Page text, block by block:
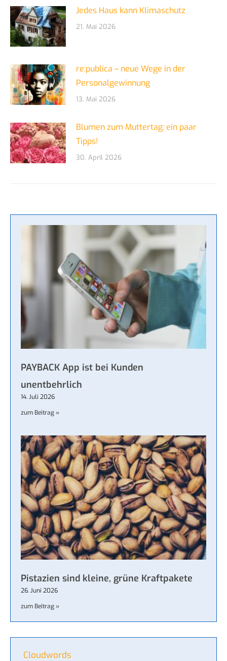
Jedes Haus kann Klimaschutz
21. Mai 2026
re:publica – neue Wege in der
Personalgewinnung
13. Mai 2026
Blumen zum Muttertag: ein paar
Tipps!
30. April 2026
PAYBACK App ist bei Kunden
unentbehrlich
14. Juli 2026
zum Beitrag »
Pistazien sind kleine, grüne Kraftpakete
26. Juni 2026
zum Beitrag »
Cloudwords